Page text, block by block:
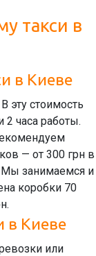
такси в
в Киеве
эту стоимость
2 часа работы.
— от 300 грн в
Мы занимаемся и
коробки 70
в Киеве
или